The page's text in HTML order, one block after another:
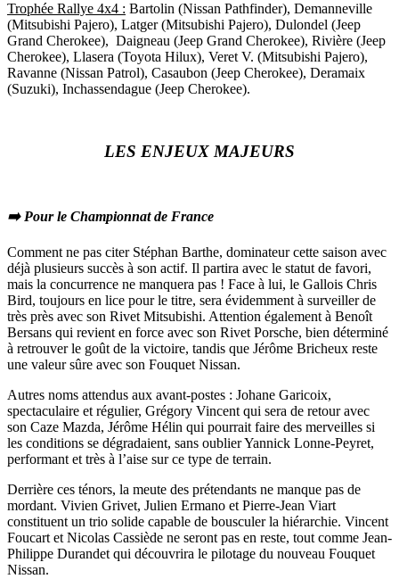
Trophée Rallye 4x4 : Bartolin (Nissan Pathfinder), Demanneville
(Mitsubishi Pajero), Latger (Mitsubishi Pajero), Dulondel (Jeep
Grand Cherokee), Daigneau (Jeep Grand Cherokee), Rivière (Jeep
Cherokee), Llasera (Toyota Hilux), Veret V. (Mitsubishi Pajero),
Ravanne (Nissan Patrol), Casaubon (Jeep Cherokee), Deramaix
(Suzuki), Inchassendague (Jeep Cherokee).
LES ENJEUX MAJEURS
➡️ Pour le Championnat de France
Comment ne pas citer Stéphan Barthe, dominateur cette saison avec
déjà plusieurs succès à son actif. Il partira avec le statut de favori,
mais la concurrence ne manquera pas ! Face à lui, le Gallois Chris
Bird, toujours en lice pour le titre, sera évidemment à surveiller de
très près avec son Rivet Mitsubishi. Attention également à Benoît
Bersans qui revient en force avec son Rivet Porsche, bien déterminé
à retrouver le goût de la victoire, tandis que Jérôme Bricheux reste
une valeur sûre avec son Fouquet Nissan.
Autres noms attendus aux avant-postes : Johane Garicoix,
spectaculaire et régulier, Grégory Vincent qui sera de retour avec
son Caze Mazda, Jérôme Hélin qui pourrait faire des merveilles si
les conditions se dégradaient, sans oublier Yannick Lonne-Peyret,
performant et très à l’aise sur ce type de terrain.
Derrière ces ténors, la meute des prétendants ne manque pas de
mordant. Vivien Grivet, Julien Ermano et Pierre-Jean Viart
constituent un trio solide capable de bousculer la hiérarchie. Vincent
Foucart et Nicolas Cassiède ne seront pas en reste, tout comme Jean-
Philippe Durandet qui découvrira le pilotage du nouveau Fouquet
Nissan.